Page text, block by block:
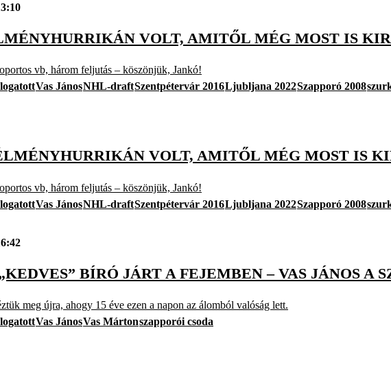
VOLT, AMITŐL MÉG MOST IS
vb, három feljutás – köszönjük, Jankó!
Vas JánosNHL-draftSzentpétervár 2016Ljubljana 2022Szapporó 2008
VOLT, AMITŐL MÉG MOST IS
vb, három feljutás – köszönjük, Jankó!
Vas JánosNHL-draftSzentpétervár 2016Ljubljana 2022Szapporó 2008
BÍRÓ JÁRT A FEJEMBEN – VAS JÁNOS A
meg újra, ahogy 15 éve ezen a napon az álomból valóság lett.
Vas JánosVas Mártonszapporói csoda